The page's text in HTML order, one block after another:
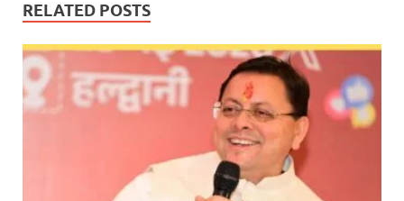
Jewar International Airport: यूपी में विकास अब घोषणा
UP Anganwadi: मुख्यमंत्री योगी आदित्यनाथ को
Mandir Cluster Model: पुरा महादेव मंदिर का ‘मंदिर
MMMUT Girls Hostel: एमएमएमयूटी में साइबर फोरेंसिक
Indian Railway Action: भारतीय रेलवे की बड़ी करवाई,
RELATED POSTS